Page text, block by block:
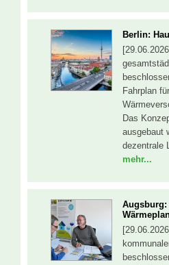
Berlin:
Fahrplan
Das
ausgebaut
dezentrale
mehr...